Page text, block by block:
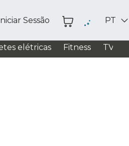
Sessão PT
elétricas Fitness TV /